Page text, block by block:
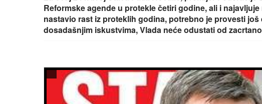
Reformske agende u protekle četiri godine, ali i
nastavio rast iz proteklih godina, potrebno je provesti
dosadašnjim iskustvima, Vlada neće odustati od